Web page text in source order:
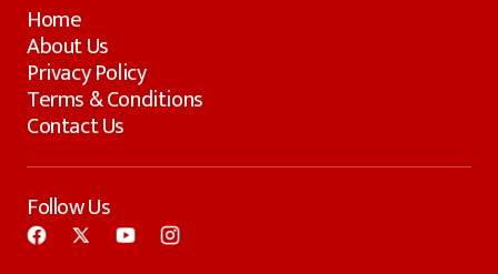
Home
About Us
Privacy Policy
Terms & Conditions
Contact Us
Follow Us